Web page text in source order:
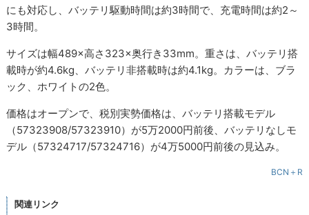
にも対応し、バッテリ駆動時間は約3時間で、充電時間は約2～
3時間。
サイズは幅489×高さ323×奥行き33mm。重さは、バッテリ搭
載時が約4.6kg、バッテリ非搭載時は約4.1kg。カラーは、ブラ
ック、ホワイトの2色。
価格はオープンで、税別実勢価格は、バッテリ搭載モデル
（57323908/57323910）が5万2000円前後、バッテリなしモ
デル（57324717/57324716）が4万5000円前後の見込み。
BCN＋R
関連リンク